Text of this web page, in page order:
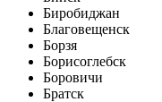
Биробиджан
Благовещенск
Борзя
Борисоглебск
Боровичи
Братск